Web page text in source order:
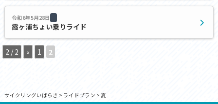
令和6年5月28日
霞ヶ浦ちょい乗りライド
2 / 2 « 1 2
サイクリングいばらき > ライドプラン > 夏